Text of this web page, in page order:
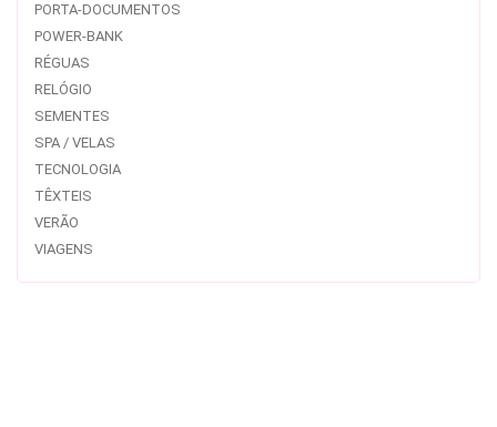
PORTA-DOCUMENTOS
POWER-BANK
RÉGUAS
RELÓGIO
SEMENTES
SPA / VELAS
TECNOLOGIA
TÊXTEIS
VERÃO
VIAGENS